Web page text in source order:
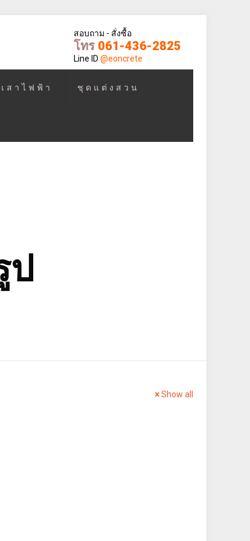
เสาไฟฟ้า ชุดแต่งสวน
สอบถาม - สั่งซื้อ
โทร 061-436-2825
Line ID @eoncrete
Show all